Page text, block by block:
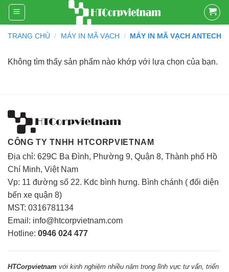
Skip
content
TRANG CHỦ / MÁY IN MÃ VẠCH / MÁY IN MÃ VẠCH ANTECH
Không tìm thấy sản phẩm nào khớp với lựa chọn của bạn.
CÔNG TY TNHH HTCORPVIETNAM
Địa chỉ: 629C Ba Đình, Phường 9, Quận 8, Thành phố Hồ
Chí Minh, Việt Nam
Vp: 11 đường số 22. Kdc bình hưng. Bình chánh ( đối diện
bến xe quận 8)
MST: 0316781134
Email: info@htcorpvietnam.com
Hotline: 0946 024 477
HTCorpvietnam với kinh nghiệm nhiều năm trong lĩnh vực tư vấn, triển